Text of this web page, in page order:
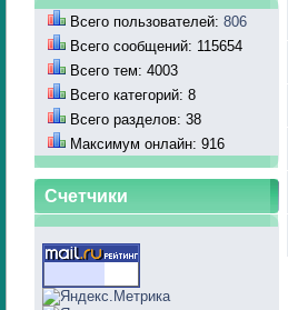
Всего пользователей: 806
Всего сообщений: 115654
Всего тем: 4003
Всего категорий: 8
Всего разделов: 38
Максимум онлайн: 916
Счетчики